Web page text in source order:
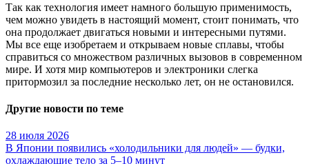
Так как технология имеет намного большую применимость,
чем можно увидеть в настоящий момент, стоит понимать, что
она продолжает двигаться новыми и интересными путями.
Мы все еще изобретаем и открываем новые сплавы, чтобы
справиться со множеством различных вызовов в современном
мире. И хотя мир компьютеров и электроники слегка
притормозил за последние несколько лет, он не остановился.
Другие новости по теме
28 июля 2026
В Японии появились «холодильники для людей» — будки,
охлаждающие тело за 5–10 минут